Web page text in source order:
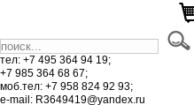
тел: +7 495 364 94 19;
+7 985 364 68 67;
моб.тел: +7 958 824 92 93;
e-mail: R3649419@yandex.ru